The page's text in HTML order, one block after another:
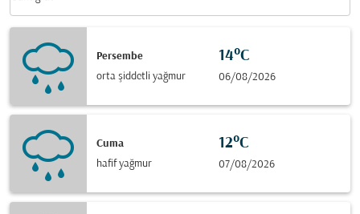
Persembe
orta şiddetli yağmur
14°C
06/08/2026
Cuma
hafif yağmur
12°C
07/08/2026